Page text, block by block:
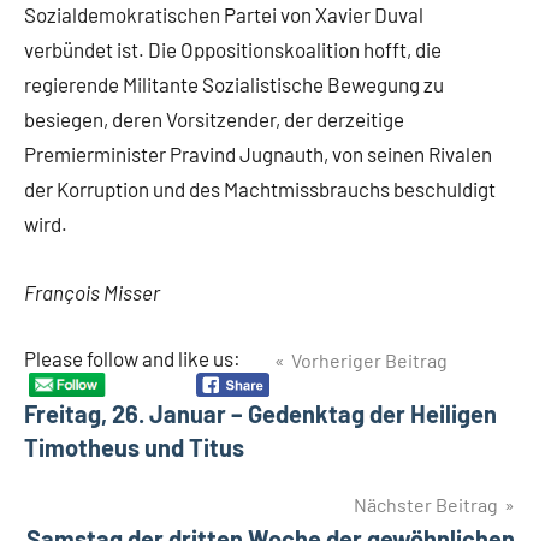
Sozialdemokratischen Partei von Xavier Duval
verbündet ist. Die Oppositionskoalition hofft, die
regierende Militante Sozialistische Bewegung zu
besiegen, deren Vorsitzender, der derzeitige
Premierminister Pravind Jugnauth, von seinen Rivalen
der Korruption und des Machtmissbrauchs beschuldigt
wird.
François Misser
Please follow and like us:
Schlagwörter
Benine
Botswana
Burkina-
BeitragsnavigationVorheriger Beitrag
Freitag, 26. Januar – Gedenktag der Heiligen
Timotheus und Titus
Nächster Beitrag